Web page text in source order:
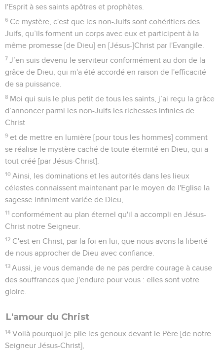
l'Esprit à ses saints apôtres et prophètes.
6 Ce mystère, c'est que les non-Juifs sont cohéritiers des
Juifs, qu’ils forment un corps avec eux et participent à la
même promesse [de Dieu] en [Jésus-]Christ par l'Evangile.
7 J’en suis devenu le serviteur conformément au don de la
grâce de Dieu, qui m'a été accordé en raison de l'efficacité
de sa puissance.
8 Moi qui suis le plus petit de tous les saints, j’ai reçu la grâce
d’annoncer parmi les non-Juifs les richesses infinies de
Christ
9 et de mettre en lumière [pour tous les hommes] comment
se réalise le mystère caché de toute éternité en Dieu, qui a
tout créé [par Jésus-Christ].
10 Ainsi, les dominations et les autorités dans les lieux
célestes connaissent maintenant par le moyen de l'Eglise la
sagesse infiniment variée de Dieu,
11 conformément au plan éternel qu'il a accompli en Jésus-
Christ notre Seigneur.
12 C'est en Christ, par la foi en lui, que nous avons la liberté
de nous approcher de Dieu avec confiance.
13 Aussi, je vous demande de ne pas perdre courage à cause
des souffrances que j'endure pour vous : elles sont votre
gloire.
L'amour du Christ
14 Voilà pourquoi je plie les genoux devant le Père [de notre
Seigneur Jésus-Christ],